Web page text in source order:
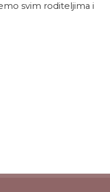
svim roditeljima i